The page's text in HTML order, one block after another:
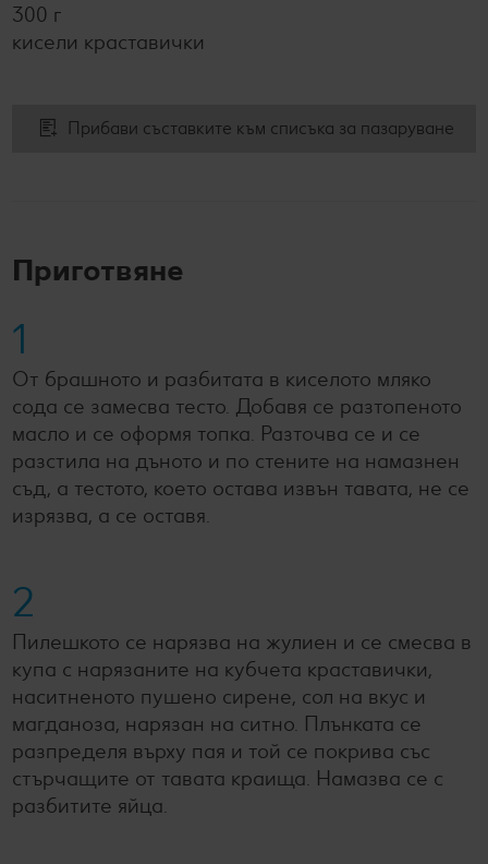
300 г
кисели краставички
Прибави съставките към списъка за пазаруване
Приготвяне
1
От брашното и разбитата в киселото мляко
сода се замесва тесто. Добавя се разтопеното
масло и се оформя топка. Разточва се и се
разстила на дъното и по стените на намазнен
съд, а тестото, което остава извън тавата, не се
изрязва, а се оставя.
2
Пилешкото се нарязва на жулиен и се смесва в
купа с нарязаните на кубчета краставички,
наситненото пушено сирене, сол на вкус и
магданоза, нарязан на ситно. Плънката се
разпределя върху пая и той се покрива със
стърчащите от тавата краища. Намазва се с
разбитите яйца.